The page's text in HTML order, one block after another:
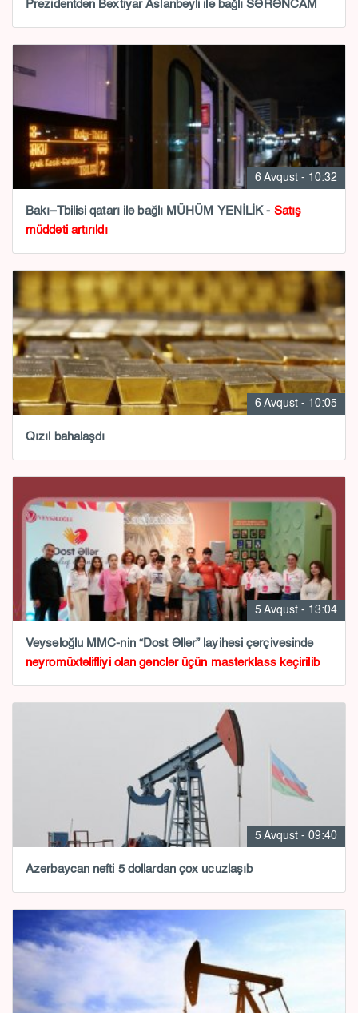
Prezidentdən Bəxtiyar Aslanbəyli ilə bağlı SƏRƏNCAM
6 Avqust - 10:32
Bakı–Tbilisi qatarı ilə bağlı MÜHÜM YENİLİK - Satış
müddəti artırıldı
6 Avqust - 10:05
Qızıl bahalaşdı
5 Avqust - 13:04
Veysəloğlu MMC-nin “Dost Əllər” layihəsi çərçivəsində
neyromüxtəlifliyi olan gənclər üçün masterklass keçirilib
5 Avqust - 09:40
Azərbaycan nefti 5 dollardan çox ucuzlaşıb